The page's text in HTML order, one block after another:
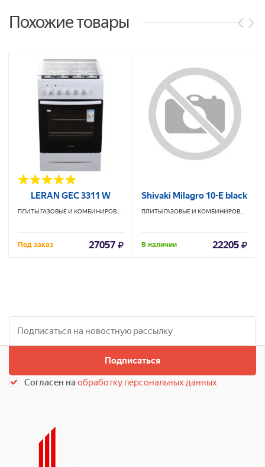
Похожие товары
LERAN GEC 3311 W
LERAN
Под заказ 27057
Shivaki Milagro 10-E black
В наличии 22205
Подписаться
Согласен наобработку персональных данных